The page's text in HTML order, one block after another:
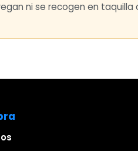
ni se recogen en